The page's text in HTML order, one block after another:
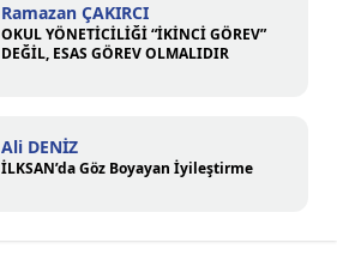
Ramazan ÇAKIRCI
OKUL YÖNETİCİLİĞİ “İKİNCİ GÖREV”
DEĞİL, ESAS GÖREV OLMALIDIR
Ali DENİZ
İLKSAN’da Göz Boyayan İyileştirme